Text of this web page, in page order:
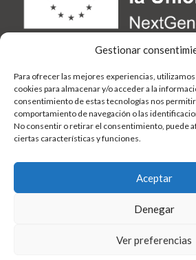
Gestionar
Para ofrecer las mejores experiencias,
cookies para almacenar y/o acceder a la
consentimiento de estas tecnologías nos
comportamiento de navegación o las
No consentir o retirar el consentimiento, puede
ciertas características y funciones.
Aceptar
Denegar
Ver preferencias